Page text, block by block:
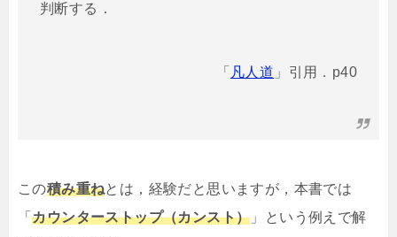
判断する．
「 凡人道 」引用．p40
この積み重ねとは，経験だと思いますが，本書では
「カウンターストップ（カンスト） 」という例えで解